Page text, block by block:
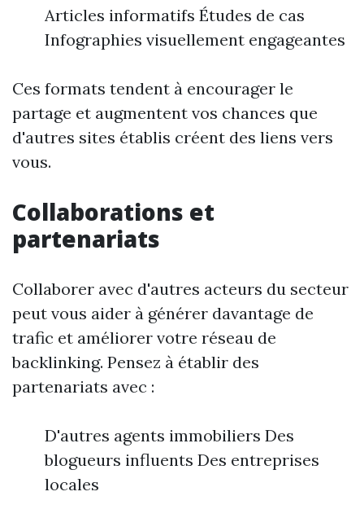
Articles informatifs Études de cas
Infographies visuellement engageantes
Ces formats tendent à encourager le
partage et augmentent vos chances que
d'autres sites établis créent des liens vers
vous.
Collaborations et
partenariats
Collaborer avec d'autres acteurs du secteur
peut vous aider à générer davantage de
trafic et améliorer votre réseau de
backlinking. Pensez à établir des
partenariats avec :
D'autres agents immobiliers Des
blogueurs influents Des entreprises
locales